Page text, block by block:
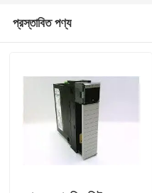
আমাদের সম্পর্কে
প্রস্তাবিত পণ্য